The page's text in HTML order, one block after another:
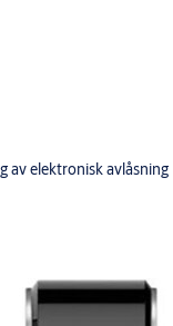
av elektronisk avlåsning